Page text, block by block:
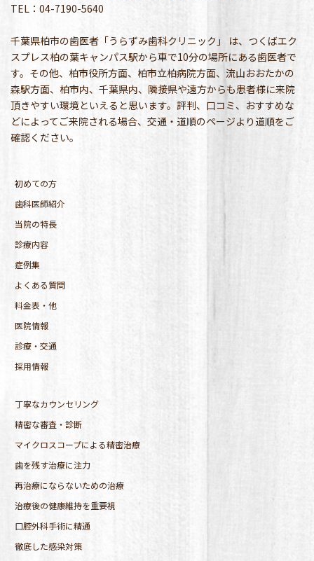
TEL：04-7190-5640
千葉県柏市の歯医者「うらずみ歯科クリニック」 は、つくばエク
スプレス柏の葉キャンパス駅から車で10分の場所にある歯医者で
す。その他、柏市役所方面、柏市立柏病院方面、流山おおたかの
森駅方面、柏市内、千葉県内、隣接県や遠方からも患者様に来院
頂きやすい環境といえると思います。評判、口コミ、おすすめな
どによってご来院される場合、交通・道順のページより道順をご
確認ください。
初めての方
歯科医師紹介
当院の特長
診療内容
症例集
よくある質問
料金表・他
医院情報
診療・交通
採用情報
丁寧なカウンセリング
精密な審査・診断
マイクロスコープによる精密治療
歯を残す治療に注力
再治療にならないための治療
治療後の健康維持を重要視
口腔外科手術に精通
徹底した感染対策